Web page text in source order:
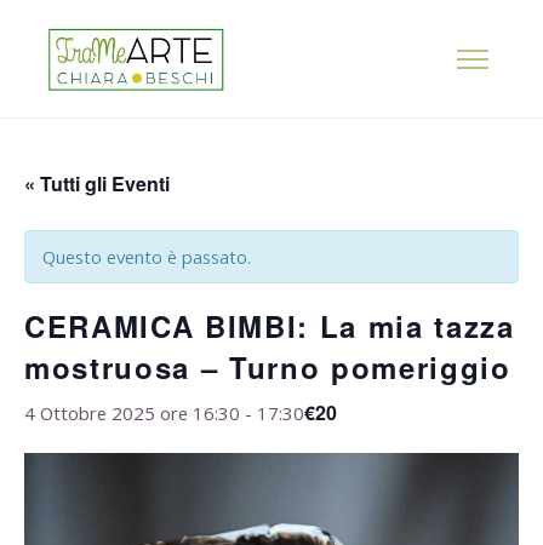
« Tutti gli Eventi
Questo evento è passato.
CERAMICA BIMBI: La mia tazza
mostruosa – Turno pomeriggio
4 Ottobre 2025 ore 16:30 - 17:30€20